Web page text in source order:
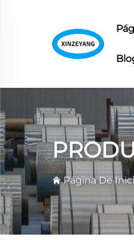
Página De